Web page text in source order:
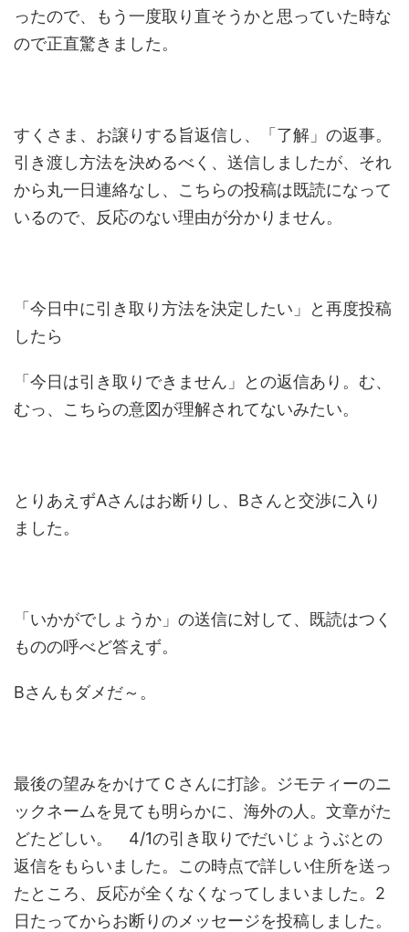
ったので、もう一度取り直そうかと思っていた時な
ので正直驚きました。
すくさま、お譲りする旨返信し、「了解」の返事。
引き渡し方法を決めるべく、送信しましたが、それ
から丸一日連絡なし、こちらの投稿は既読になって
いるので、反応のない理由が分かりません。
「今日中に引き取り方法を決定したい」と再度投稿
したら
「今日は引き取りできません」との返信あり。む、
むっ、こちらの意図が理解されてないみたい。
とりあえずAさんはお断りし、Bさんと交渉に入り
ました。
「いかがでしょうか」の送信に対して、既読はつく
ものの呼べど答えず。
Bさんもダメだ～。
最後の望みをかけてＣさんに打診。ジモティーのニ
ックネームを見ても明らかに、海外の人。文章がた
どたどしい。 4/1の引き取りでだいじょうぶとの
返信をもらいました。この時点で詳しい住所を送っ
たところ、反応が全くなくなってしまいました。2
日たってからお断りのメッセージを投稿しました。